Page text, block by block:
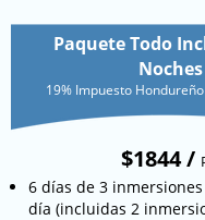
desayuno de la mañana
tenemos cubierto. Sus
se basan en su horario
prometemos que no
dos veces.
En los barcos de buceo,
a la realeza. Todas las
Paquete Todo
Noches
19% Impuesto
$1844 /
6 días de 3
día (incluidas 2